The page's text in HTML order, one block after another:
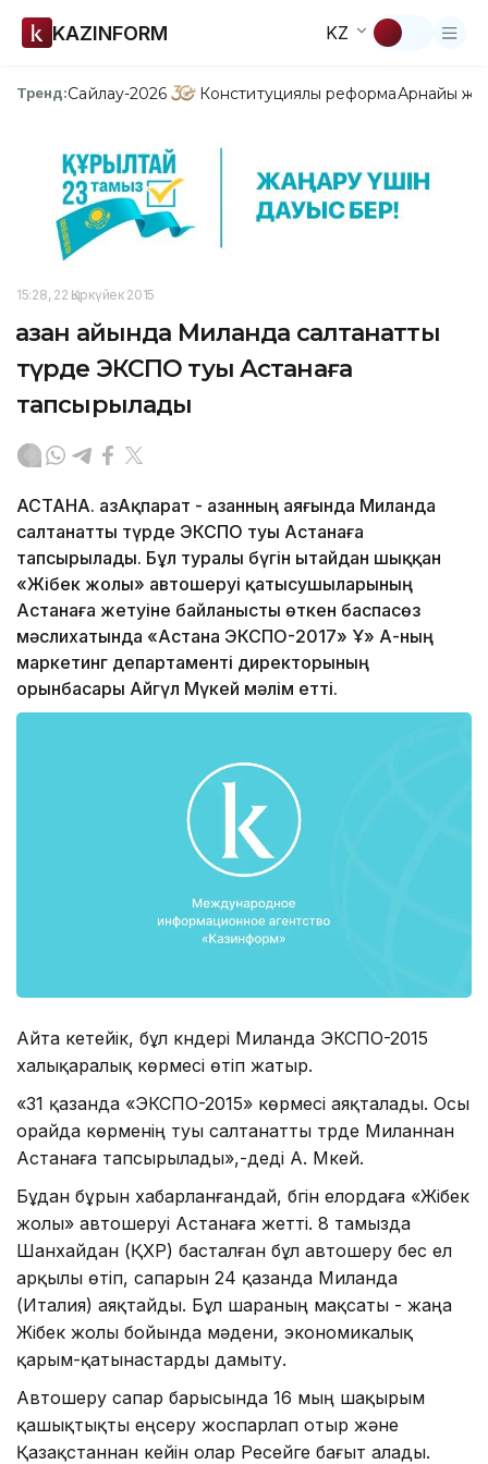
KAZINFORM KZ
Тренд:Сайлау-2026 Конституциялық реформаАрнайы
15:28, 22 Қыркүйек 2015
Қазан айында Миланда салтанатты
түрде ЭКСПО туы Астанаға
тапсырылады
АСТАНА. ҚазАқпарат - Қазанның аяғында Миланда
салтанатты түрде ЭКСПО туы Астанаға
тапсырылады. Бұл туралы бүгін Қытайдан шыққан
«Жібек жолы» автошеруі қатысушыларының
Астанаға жетуіне байланысты өткен баспасөз
мәслихатында «Астана ЭКСПО-2017» ҰҚ» АҚ-ның
маркетинг департаменті директорының
орынбасары Айгүл Мүкей мәлім етті.
Айта кетейік, бұл күндері Миланда ЭКСПО-2015
халықаралық көрмесі өтіп жатыр.
«31 қазанда «ЭКСПО-2015» көрмесі аяқталады. Осы
орайда көрменің туы салтанатты түрде Миланнан
Астанаға тапсырылады»,-деді А. Мүкей.
Бұдан бұрын хабарланғандай, бүгін елордаға «Жібек
жолы» автошеруі Астанаға жетті. 8 тамызда
Шанхайдан (ҚХР) басталған бұл автошеру бес ел
арқылы өтіп, сапарын 24 қазанда Миланда
(Италия) аяқтайды. Бұл шараның мақсаты - жаңа
Жібек жолы бойында мәдени, экономикалық
қарым-қатынастарды дамыту.
Автошеру сапар барысында 16 мың шақырым
қашықтықты еңсеру жоспарлап отыр және
Қазақстаннан кейін олар Ресейге бағыт алады.